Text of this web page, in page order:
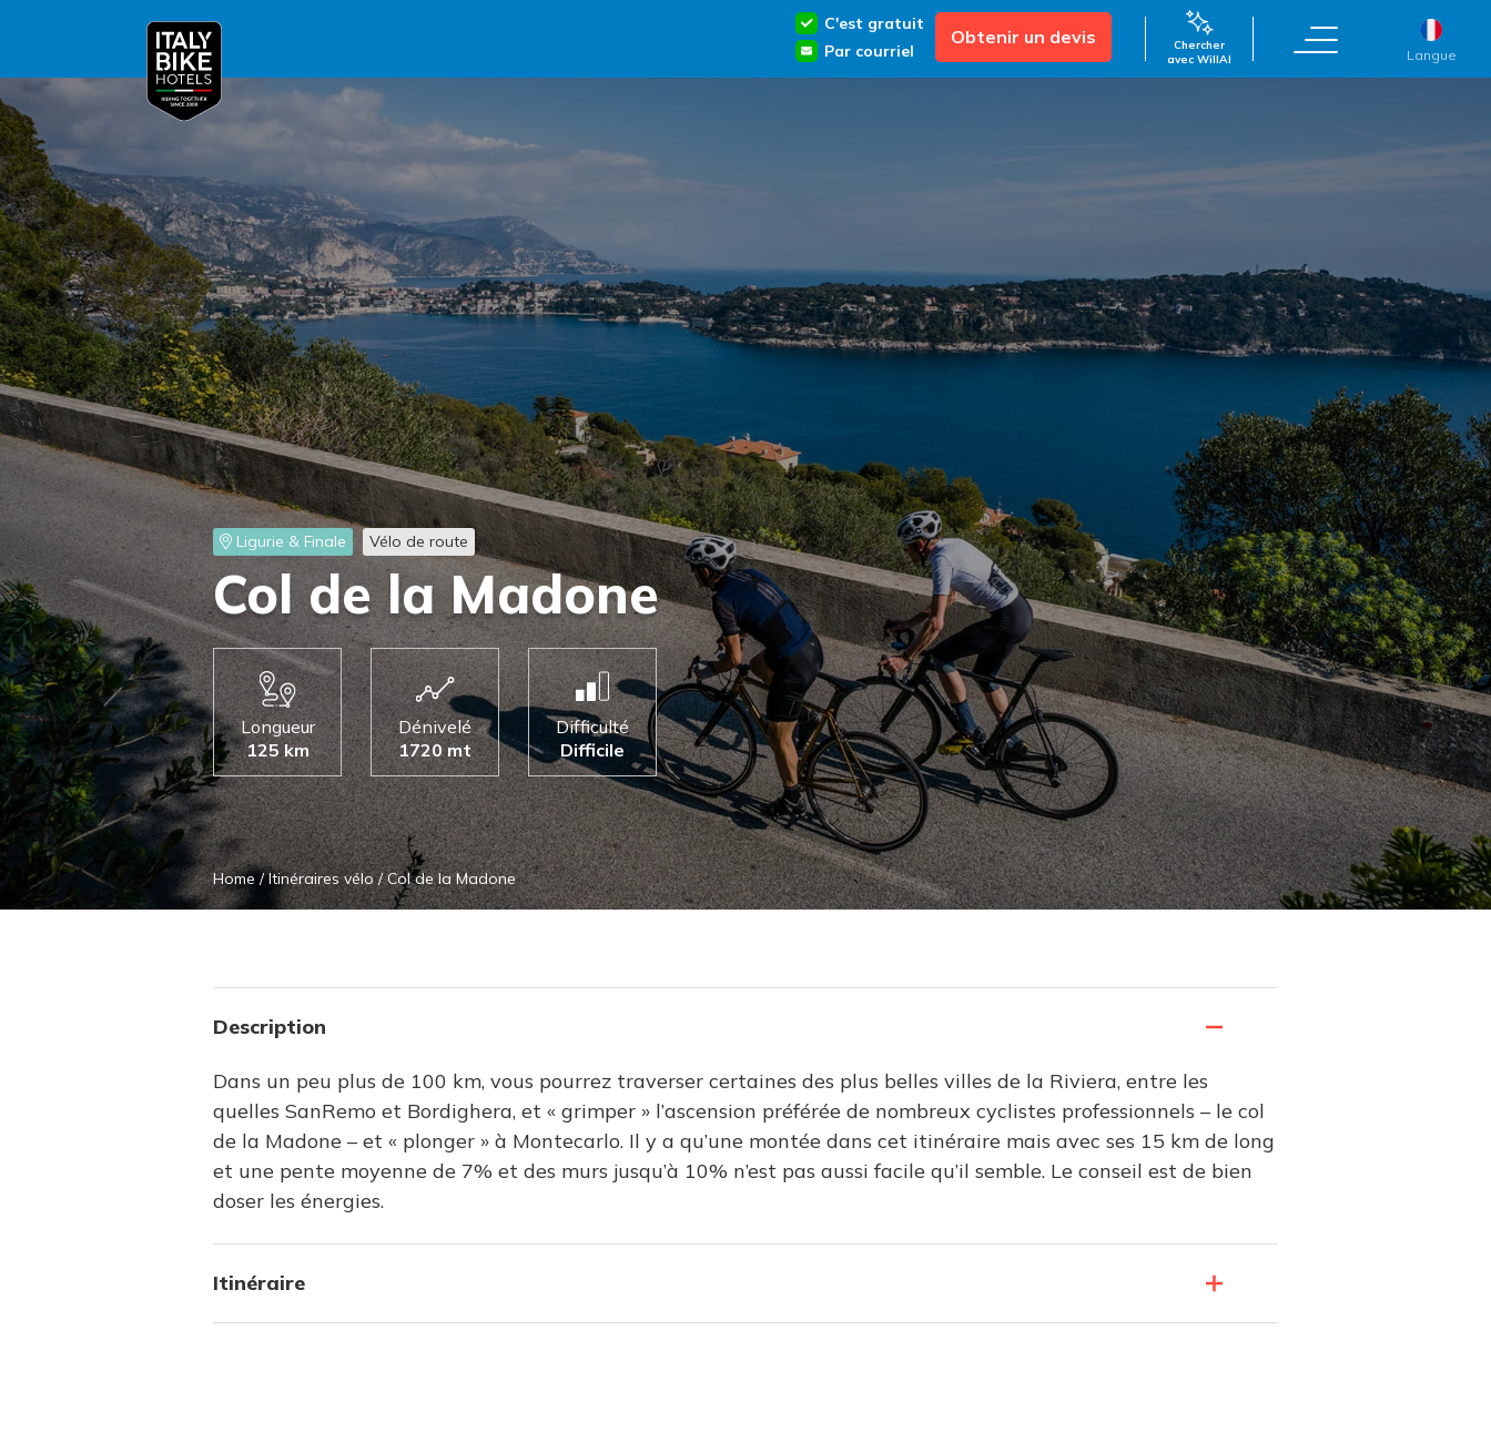
Chercher
avec WillAI
Obtenir un devis
C'est gratuit
Par courriel
Langue
Ligurie & Finale Vélo de route
Col de la Madone
Longueur
125 km
Dénivelé
1720 mt
Difficulté
Difficile
Home /Itinéraires vélo/Col de la Madone
Description
Dans un peu plus de 100 km, vous pourrez traverser certaines des plus belles villes de la Riviera, entre les
quelles SanRemo et Bordighera, et « grimper » l’ascension préférée de nombreux cyclistes professionnels – le col
de la Madone – et « plonger » à Montecarlo. Il y a qu’une montée dans cet itinéraire mais avec ses 15 km de long
et une pente moyenne de 7% et des murs jusqu’à 10% n’est pas aussi facile qu’il semble. Le conseil est de bien
doser les énergies.
Itinéraire